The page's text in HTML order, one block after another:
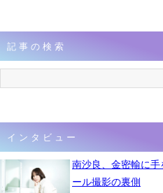
記事の検索
インタビュー
南沙良、金密輸に
ール撮影の裏側